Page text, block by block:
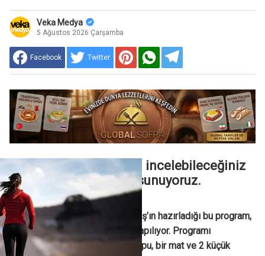
Veka Medya
5 Ağustos 2026 Çarşamba
Facebook Twitter
Size bir ayda 1 beden incelebileceğiniz
bir fitness programı sunuyoruz.
Spor koordinatörü Mustafa Baş’ın hazırladığı bu program,
“total body” egzersizleriyle yapılıyor. Programı
uygulamanız için bir pilates topu, bir mat ve 2 küçük